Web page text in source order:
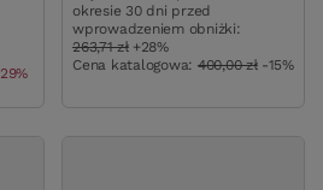
okresie 30 dni przed
wprowadzeniem obniżki:
263,71 zł +28%
Cena katalogowa: 400,00 zł -15%